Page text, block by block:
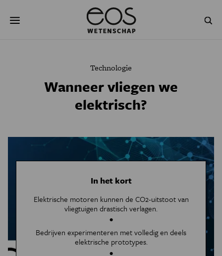
naar
NATUURWETENSCHAPPEN GESCHIEDENIS
AGENDA
Technologie
Wanneer vliegen we
elektrisch?
In het kort
Elektrische motoren kunnen de CO2-uitstoot van
vliegtuigen drastisch verlagen.
Bedrijven experimenteren met volledig en deels
elektrische prototypes.